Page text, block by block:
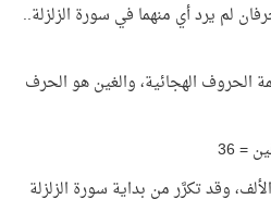
لم يرد أي منهما في سورة الزلزلة..
رقم 17 في قائمة الحروف الهجائية، والغين هو الحرف
= 36
وقد تكرَّر من بداية سورة الزلزلة